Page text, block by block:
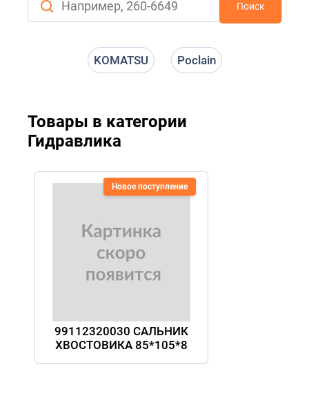
Поиск
KOMATSU Poclain
Товары в категории
Гидравлика
Новое поступление
99112320030 САЛЬНИК
ХВОСТОВИКА 85*105*8